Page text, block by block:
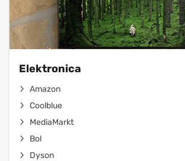
Elektronica
Amazon
Coolblue
MediaMarkt
Bol
Dyson